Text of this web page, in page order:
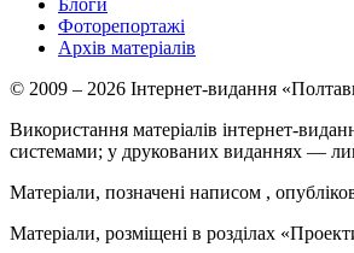
Блоги
Фоторепортажі
Архів матеріалів
© 2009 – 2026 Інтернет-видання
Використання матеріалів інтернет-
системами; у друкованих виданнях —
Матеріали, позначені написом ,
Матеріали, розміщені в розділах